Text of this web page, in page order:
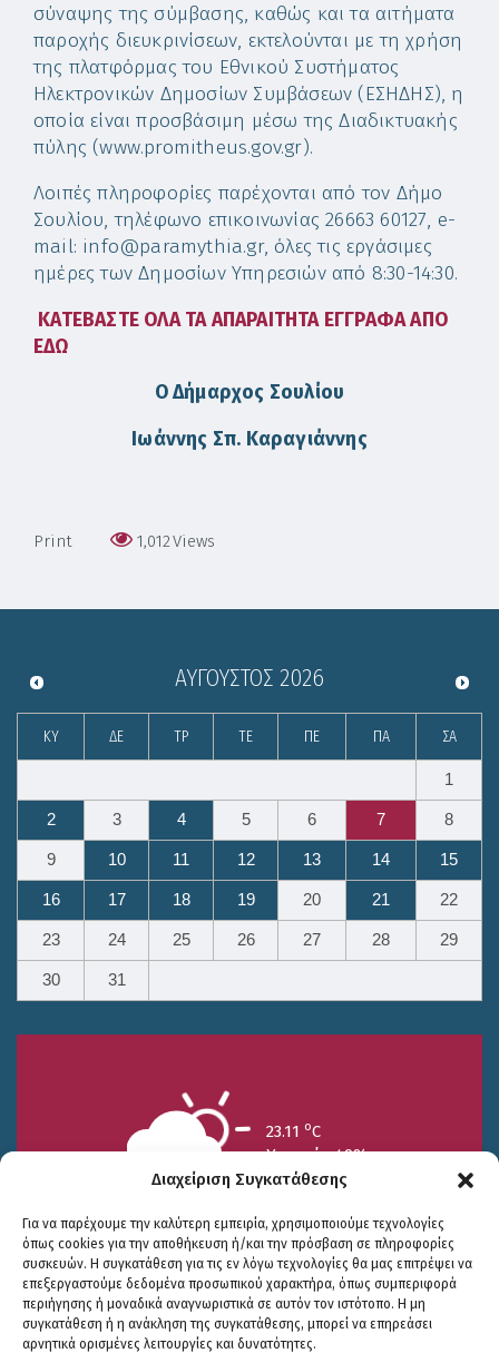
Διαχείριση Συγκατάθεσης
Για να παρέχουμε την καλύτερη εμπειρία, χρησιμοποιούμε τεχνολογίες
όπως cookies για την αποθήκευση ή/και την πρόσβαση σε πληροφορίες
συσκευών. Η συγκατάθεση για τις εν λόγω τεχνολογίες θα μας επιτρέψει να
επεξεργαστούμε δεδομένα προσωπικού χαρακτήρα, όπως συμπεριφορά
περιήγησης ή μοναδικά αναγνωριστικά σε αυτόν τον ιστότοπο. Η μη
συγκατάθεση ή η ανάκληση της συγκατάθεσης, μπορεί να επηρεάσει
αρνητικά ορισμένες λειτουργίες και δυνατότητες.
σύναψης της σύμβασης, καθώς και τα αιτήματα
παροχής διευκρινίσεων, εκτελούνται με τη χρήση
της πλατφόρμας του Εθνικού Συστήματος
Ηλεκτρονικών Δημοσίων Συμβάσεων (ΕΣΗΔΗΣ), η
οποία είναι προσβάσιμη μέσω της Διαδικτυακής
πύλης (www.promitheus.gov.gr).
Λοιπές πληροφορίες παρέχονται από τον Δήμο
Σουλίου, τηλέφωνο επικοινωνίας 26663 60127, e-
mail: info@paramythia.gr, όλες τις εργάσιμες
ημέρες των Δημοσίων Υπηρεσιών από 8:30-14:30.
ΚΑΤΕΒΑΣΤΕ ΟΛΑ ΤΑ ΑΠΑΡΑΙΤΗΤΑ ΕΓΓΡΑΦΑ ΑΠΟ
ΕΔΩ
Ο Δήμαρχος Σουλίου
Ιωάννης Σπ. Καραγιάννης
Print 1,012Views
ΑΎΓΟΥΣΤΟΣ 2026
ΚΥ ΔΕ ΤΡ ΤΕ ΠΕ ΠΑ ΣΑ
1
2 3 4 5 6 7 8
9 10 11 12 13 14 15
16 17 18 19 20 21 22
23 24 25 26 27 28 29
30 31
23.11 oC
Υγρασία 49%
25/7
15.73 oC
26/7
17.99oC
27/7
20.94oC